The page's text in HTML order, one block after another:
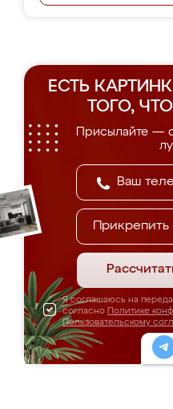
ЕСТЬ
ТОГО,
Присылайте —
Я соглашаюсь на
согласно Политике
Пользовательскому